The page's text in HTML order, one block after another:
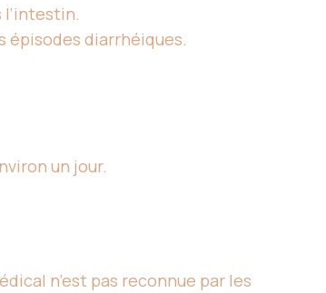
l’intestin.
épisodes diarrhéiques.
un jour.
n’est pas reconnue par les